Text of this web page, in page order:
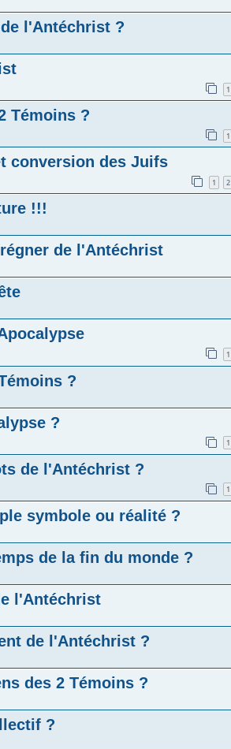
l'Antéchrist ?
1
Témoins ?
1
conversion des Juifs
1 2
!!!
de l'Antéchrist
1
?
?
1
de l'Antéchrist ?
1
symbole ou réalité ?
de la fin du monde ?
l'Antéchrist
de l'Antéchrist ?
des 2 Témoins ?
?